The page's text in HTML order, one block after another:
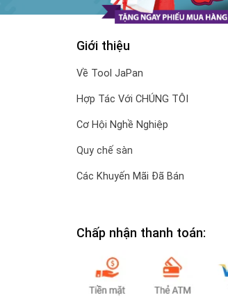
Giới thiệu
Về Tool JaPan
Hợp Tác Với CHÚNG TÔI
Cơ Hội Nghề Nghiệp
Quy chế sàn
Các Khuyến Mãi Đã Bán
Chấp nhận thanh toán: